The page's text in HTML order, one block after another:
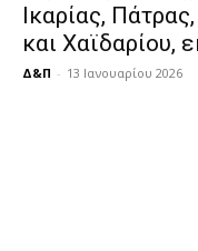
Ικαρίας,
και Χαϊδαρίου,
Δ&Π - 13 Ιανουαρίου 2026